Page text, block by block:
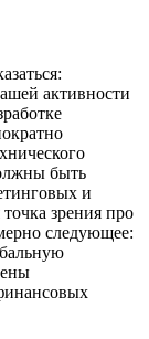
активности
быть
и
зрения про
следующее: